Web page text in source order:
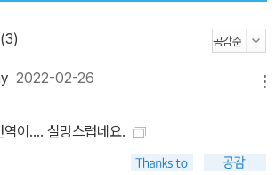
만들어가고 있다는 긍정, 서구 예술가들의 병
가들의 작품 등…. 그는 기존의 울타리를 허물
하는 진실된 작품을 끊임없이 찾아내고 알려
의 수단이 되어 버린 예술, 사진의 등장과 초상
사적 기능을 비판하고 분석한다. 또 자신의 책
2022-02-26
이.... 실망스럽네요.